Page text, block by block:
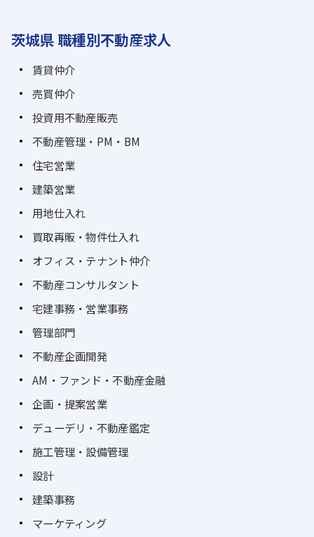
茨城県 職種別不動産求人
賃貸仲介
売買仲介
投資用不動産販売
不動産管理・PM・BM
住宅営業
建築営業
用地仕入れ
買取再販・物件仕入れ
オフィス・テナント仲介
不動産コンサルタント
宅建事務・営業事務
管理部門
不動産企画開発
AM・ファンド・不動産金融
企画・提案営業
デューデリ・不動産鑑定
施工管理・設備管理
設計
建築事務
マーケティング